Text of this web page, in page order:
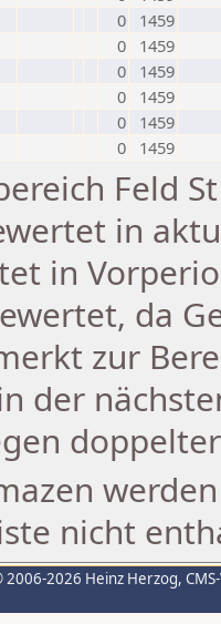
0
1459
0
1459
0
1459
0
1459
0
1459
0 1459
Feld
in
in
da
zur
der
nicht
2006-2026 Heinz Herzog,